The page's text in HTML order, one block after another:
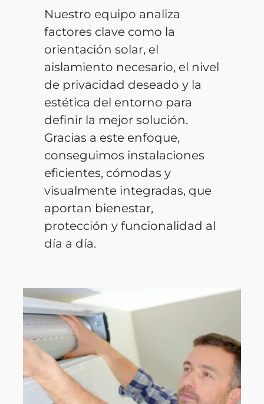
Nuestro equipo analiza
factores clave como la
orientación solar, el
aislamiento necesario, el nivel
de privacidad deseado y la
estética del entorno para
definir la mejor solución.
Gracias a este enfoque,
conseguimos instalaciones
eficientes, cómodas y
visualmente integradas, que
aportan bienestar,
protección y funcionalidad al
día a día.